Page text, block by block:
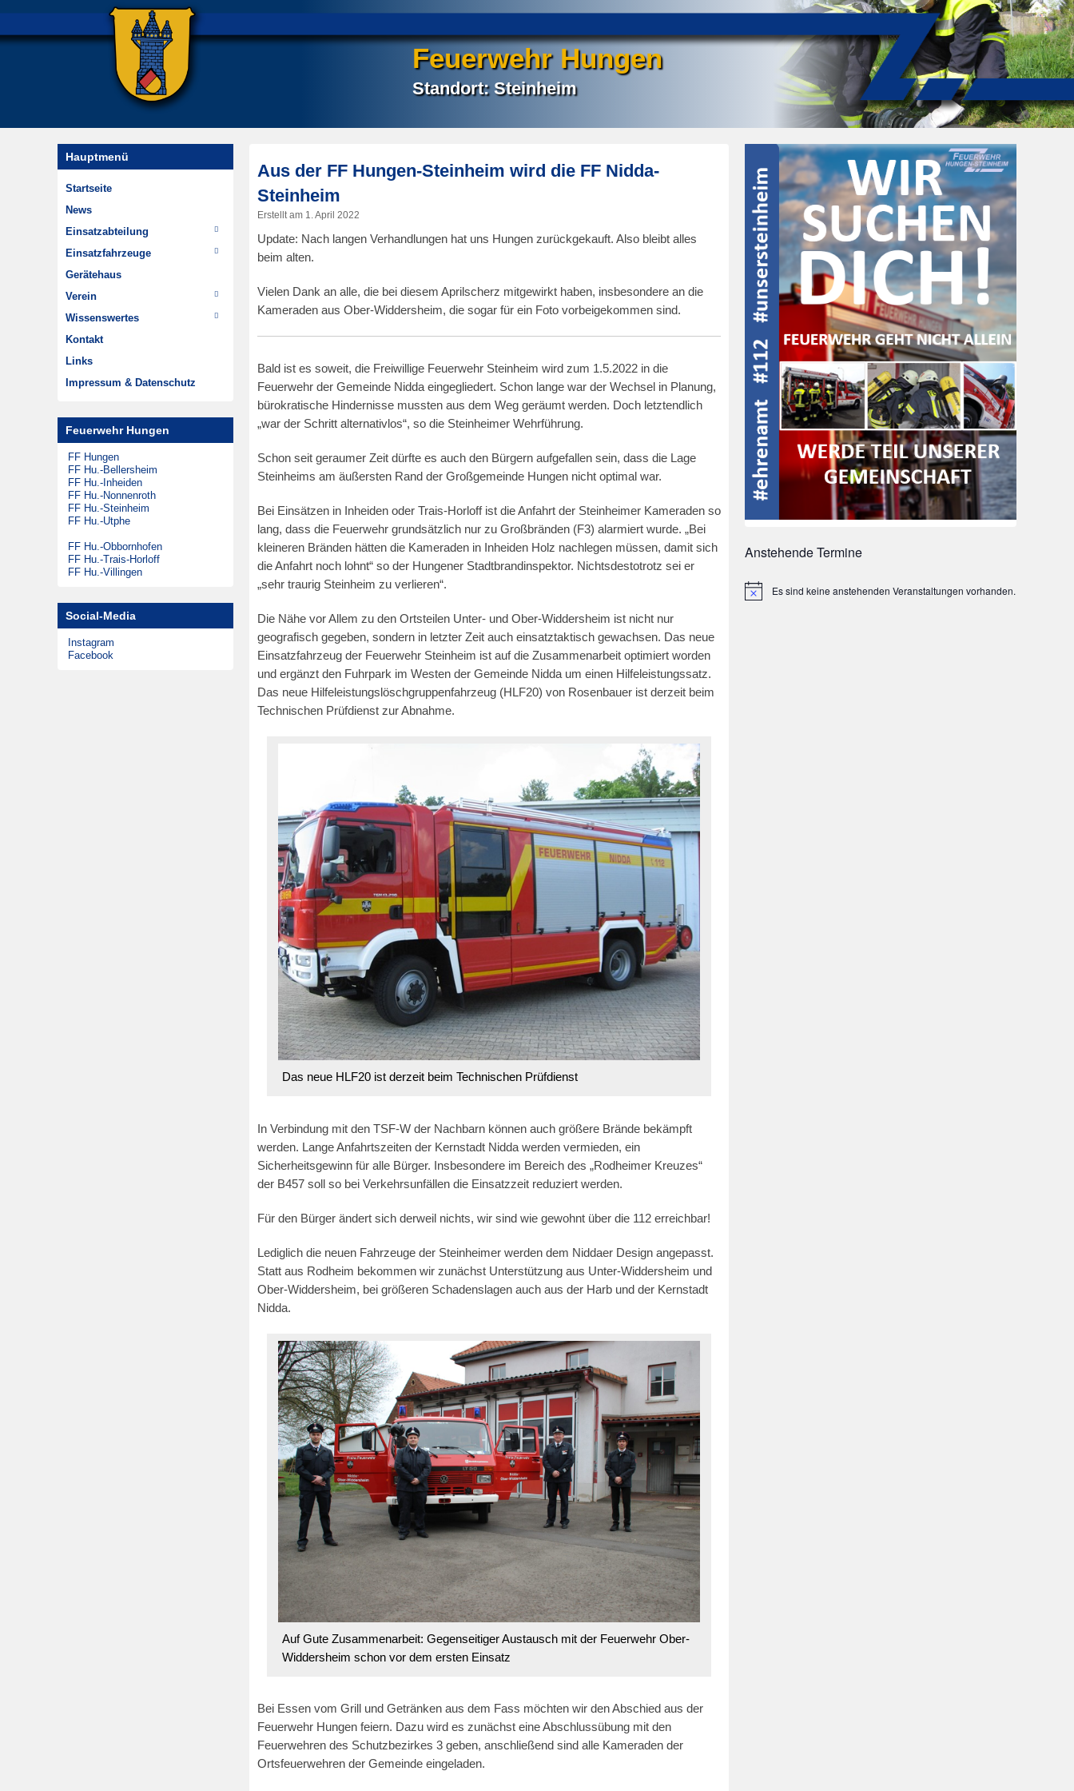
Feuerwehr Hungen
Standort: Steinheim
navigation
Aus der FF Hungen-Steinheim wird die FF Nidda-
Steinheim
Erstellt am 1. April 2022
Update: Nach langen Verhandlungen hat uns Hungen zurückgekauft. Also bleibt alles
beim alten.
Vielen Dank an alle, die bei diesem Aprilscherz mitgewirkt haben, insbesondere an die
Kameraden aus Ober-Widdersheim, die sogar für ein Foto vorbeigekommen sind.
Bald ist es soweit, die Freiwillige Feuerwehr Steinheim wird zum 1.5.2022 in die
Feuerwehr der Gemeinde Nidda eingegliedert. Schon lange war der Wechsel in Planung,
bürokratische Hindernisse mussten aus dem Weg geräumt werden. Doch letztendlich
„war der Schritt alternativlos“, so die Steinheimer Wehrführung.
Schon seit geraumer Zeit dürfte es auch den Bürgern aufgefallen sein, dass die Lage
Steinheims am äußersten Rand der Großgemeinde Hungen nicht optimal war.
Bei Einsätzen in Inheiden oder Trais-Horloff ist die Anfahrt der Steinheimer Kameraden so
lang, dass die Feuerwehr grundsätzlich nur zu Großbränden (F3) alarmiert wurde. „Bei
kleineren Bränden hätten die Kameraden in Inheiden Holz nachlegen müssen, damit sich
die Anfahrt noch lohnt“ so der Hungener Stadtbrandinspektor. Nichtsdestotrotz sei er
„sehr traurig Steinheim zu verlieren“.
Die Nähe vor Allem zu den Ortsteilen Unter- und Ober-Widdersheim ist nicht nur
geografisch gegeben, sondern in letzter Zeit auch einsatztaktisch gewachsen. Das neue
Einsatzfahrzeug der Feuerwehr Steinheim ist auf die Zusammenarbeit optimiert worden
und ergänzt den Fuhrpark im Westen der Gemeinde Nidda um einen Hilfeleistungssatz.
Das neue Hilfeleistungslöschgruppenfahrzeug (HLF20) von Rosenbauer ist derzeit beim
Technischen Prüfdienst zur Abnahme.
Das neue HLF20 ist derzeit beim Technischen Prüfdienst
In Verbindung mit den TSF-W der Nachbarn können auch größere Brände bekämpft
werden. Lange Anfahrtszeiten der Kernstadt Nidda werden vermieden, ein
Sicherheitsgewinn für alle Bürger. Insbesondere im Bereich des „Rodheimer Kreuzes“
der B457 soll so bei Verkehrsunfällen die Einsatzzeit reduziert werden.
Für den Bürger ändert sich derweil nichts, wir sind wie gewohnt über die 112 erreichbar!
Lediglich die neuen Fahrzeuge der Steinheimer werden dem Niddaer Design angepasst.
Statt aus Rodheim bekommen wir zunächst Unterstützung aus Unter-Widdersheim und
Ober-Widdersheim, bei größeren Schadenslagen auch aus der Harb und der Kernstadt
Nidda.
Auf Gute Zusammenarbeit: Gegenseitiger Austausch mit der Feuerwehr Ober-
Widdersheim schon vor dem ersten Einsatz
Bei Essen vom Grill und Getränken aus dem Fass möchten wir den Abschied aus der
Feuerwehr Hungen feiern. Dazu wird es zunächst eine Abschlussübung mit den
Feuerwehren des Schutzbezirkes 3 geben, anschließend sind alle Kameraden der
Ortsfeuerwehren der Gemeinde eingeladen.
Anstehende Termine
HinweisEs sind keine anstehenden Veranstaltungen vorhanden.
Hauptmenü
Startseite
News
Einsatzabteilung
Einsätze
Wehrführung
Im Wandel der Zeit
Highlights
Dienstplan
Einsatzfahrzeuge
TSF-W
MTW
Gerätehaus
Verein
Chronik
Jugendfeuerwehr
Minifeuerwehr
Musikzug
Steinheimer Tag
Förderkreis
Wissenswertes
Hydrantenpläne erstellen
Über Steinheim
Zeitungsarchiv
Kontakt
Links
Impressum & Datenschutz
Feuerwehr Hungen
FF Hungen
FF Hu.-Bellersheim
FF Hu.-Inheiden
FF Hu.-Nonnenroth
FF Hu.-Steinheim
FF Hu.-Utphe
FF Hu.-Obbornhofen
FF Hu.-Trais-Horloff
FF Hu.-Villingen
Social-Media
Instagram
Facebook